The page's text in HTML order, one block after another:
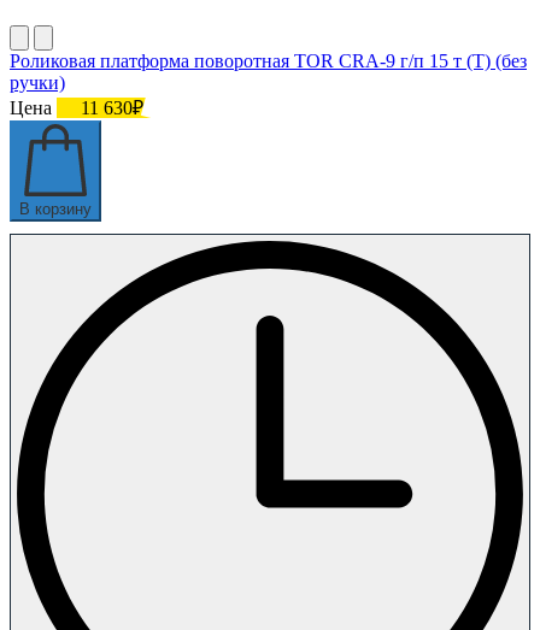
Роликовая платформа поворотная TOR CRA-9 г/п 15 т (T) (без
ручки)
Цена
11 630₽
В корзину